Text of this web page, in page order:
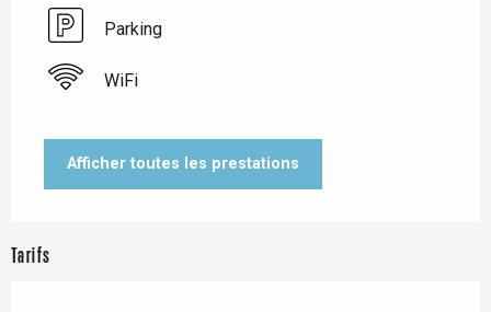
Parking
WiFi
Afficher toutes les prestations
Tarifs